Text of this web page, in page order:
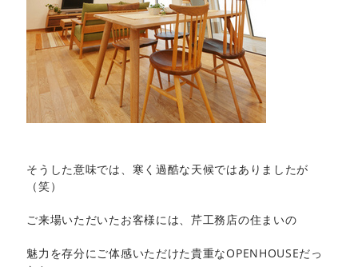
そうした意味では、寒く過酷な天候ではありましたが
（笑）
ご来場いただいたお客様には、芹工務店の住まいの
魅力を存分にご体感いただけた貴重なOPENHOUSEだっ